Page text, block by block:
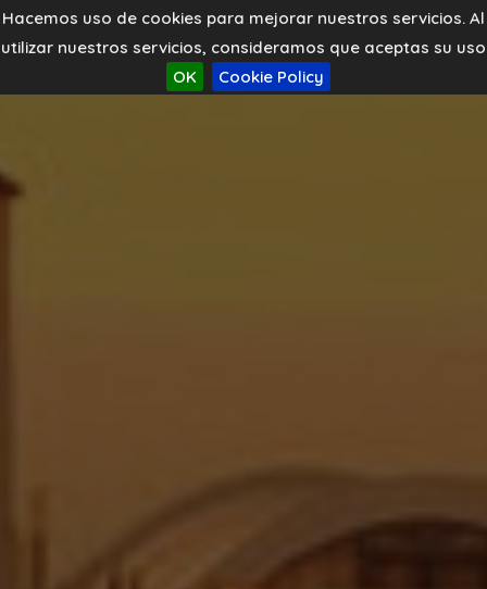
Hacemos uso de cookies para mejorar nuestros servicios. Al
utilizar nuestros servicios, consideramos que aceptas su uso
OK
Cookie Policy